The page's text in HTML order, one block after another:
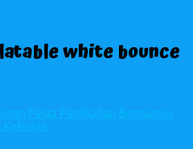
white bounce